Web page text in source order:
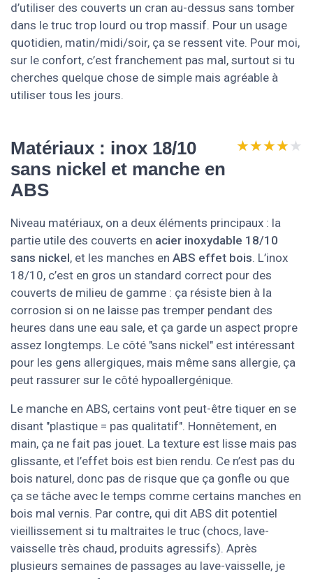
d’utiliser des couverts un cran au-dessus sans tomber
dans le truc trop lourd ou trop massif. Pour un usage
quotidien, matin/midi/soir, ça se ressent vite. Pour moi,
sur le confort, c’est franchement pas mal, surtout si tu
cherches quelque chose de simple mais agréable à
utiliser tous les jours.
Matériaux : inox 18/10
sans nickel et manche en
ABS
★★★★★
★★★★★
Niveau matériaux, on a deux éléments principaux : la
partie utile des couverts en acier inoxydable 18/10
sans nickel, et les manches en ABS effet bois. L’inox
18/10, c’est en gros un standard correct pour des
couverts de milieu de gamme : ça résiste bien à la
corrosion si on ne laisse pas tremper pendant des
heures dans une eau sale, et ça garde un aspect propre
assez longtemps. Le côté "sans nickel" est intéressant
pour les gens allergiques, mais même sans allergie, ça
peut rassurer sur le côté hypoallergénique.
Le manche en ABS, certains vont peut-être tiquer en se
disant "plastique = pas qualitatif". Honnêtement, en
main, ça ne fait pas jouet. La texture est lisse mais pas
glissante, et l’effet bois est bien rendu. Ce n’est pas du
bois naturel, donc pas de risque que ça gonfle ou que
ça se tâche avec le temps comme certains manches en
bois mal vernis. Par contre, qui dit ABS dit potentiel
vieillissement si tu maltraites le truc (chocs, lave-
vaisselle très chaud, produits agressifs). Après
plusieurs semaines de passages au lave-vaisselle, je